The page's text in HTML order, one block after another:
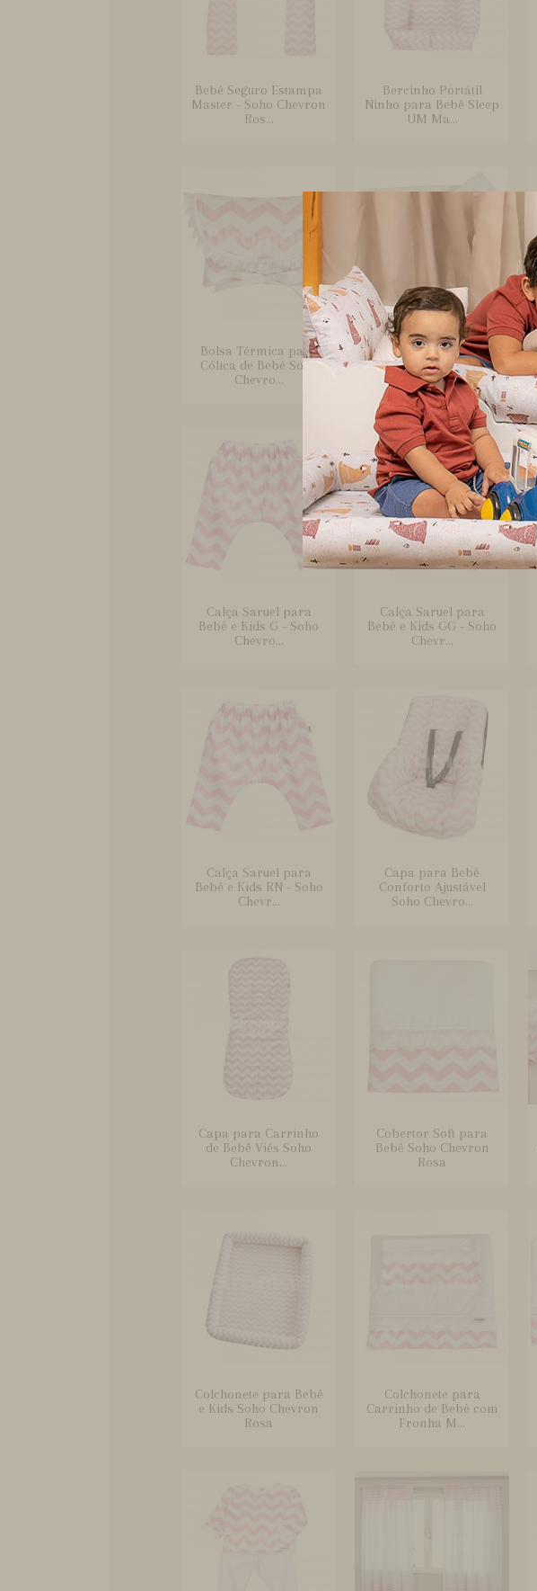
Bebê Seguro Estampa
Master - Soho Chevron
Ros...
Bercinho Portátil
Ninho para Bebê Sleep
UM Ma...
Bolsa Térmica para
Cólica de Bebê Soho
Chevro...
Boquinha Fralda
Cremer 3 Peças para
Bebê Soho...
Calça Saruel para
Bebê e Kids G - Soho
Chevro...
Calça Saruel para
Bebê e Kids GG - Soho
Chevr...
Calça Saruel para
Bebê e Kids RN - Soho
Chevr...
Capa para Bebê
Conforto Ajustável
Soho Chevro...
Capa para Carrinho
de Bebê Viés Soho
Chevron...
Cobertor Soft para
Bebê Soho Chevron
Rosa
Colchonete para Bebê
e Kids Soho Chevron
Rosa
Colchonete para
Carrinho de Bebê com
Fronha M...